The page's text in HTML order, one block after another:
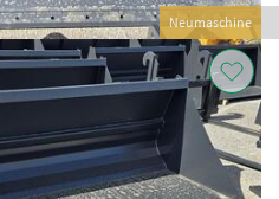
Neumaschine